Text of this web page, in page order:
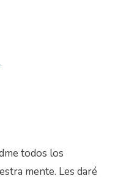
todos los
mente. Les daré